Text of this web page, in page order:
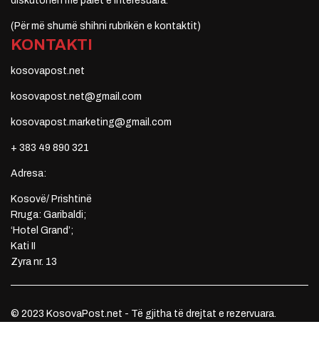
(Për më shumë shihni rubrikën e kontaktit)
KONTAKTI
kosovapost.net
kosovapost.net@gmail.com
kosovapost.marketing@gmail.com
+ 383 49 890 321
Adresa:
Kosovë/ Prishtinë
Rruga: Garibaldi;
‘Hotel Grand’;
Kati II
Zyra nr. 13
© 2023 KosovaPost.net - Të gjitha të drejtat e rezervuara.